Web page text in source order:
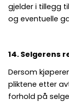
gjelder i tillegg
og eventuelle
14. Selgerens
Dersom
pliktene etter
forhold på